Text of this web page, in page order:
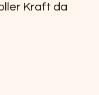
Kraft da